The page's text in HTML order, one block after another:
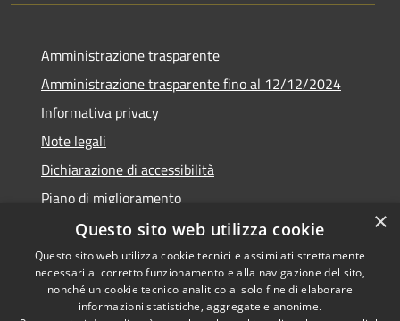
Amministrazione trasparente
Amministrazione trasparente fino al 12/12/2024
Informativa privacy
Note legali
Dichiarazione di accessibilità
Piano di miglioramento
Accessibility
Copyright © 2026 • Town of •
Powered byMunicipium
×
Questo sito web utilizza cookie
Questo sito web utilizza cookie tecnici e assimilati strettamente
necessari al corretto funzionamento e alla navigazione del sito,
nonché un cookie tecnico analitico al solo fine di elaborare
informazioni statistiche, aggregate e anonime.